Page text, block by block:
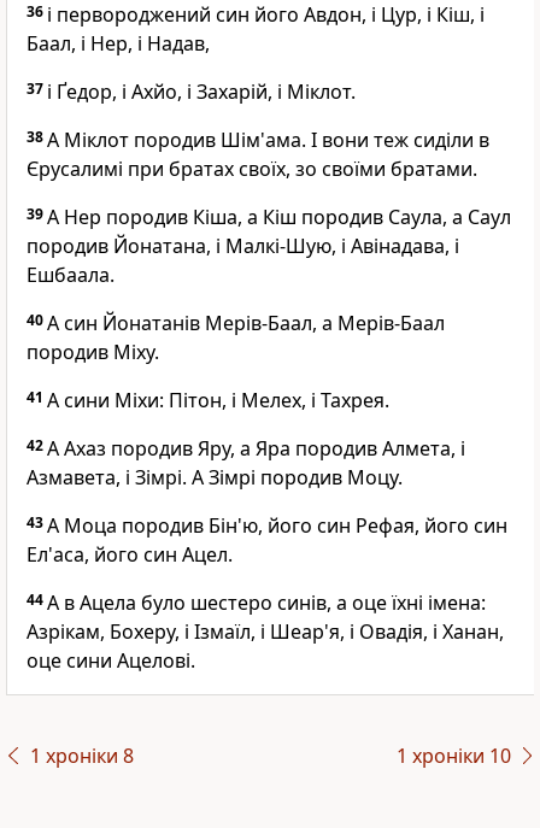
36 і первороджений син його Авдон, і Цур, і Кіш, і
Баал, і Нер, і Надав,
37 і Ґедор, і Ахйо, і Захарій, і Міклот.
38А Міклот породив Шім'ама. І вони теж сиділи в
Єрусалимі при братах своїх, зо своїми братами.
39А Нер породив Кіша, а Кіш породив Саула, а Саул
породив Йонатана, і Малкі-Шую, і Авінадава, і
Ешбаала.
40А син Йонатанів Мерів-Баал, а Мерів-Баал
породив Міху.
41 А сини Міхи: Пітон, і Мелех, і Тахрея.
42А Ахаз породив Яру, а Яра породив Алмета, і
Азмавета, і Зімрі. А Зімрі породив Моцу.
43А Моца породив Бін'ю, його син Рефая, його син
Ел'аса, його син Ацел.
44А в Ацела було шестеро синів, а оце їхні імена:
Азрікам, Бохеру, і Ізмаїл, і Шеар'я, і Овадія, і Ханан,
оце сини Ацелові.
1 хроніки 8 1 хроніки 10